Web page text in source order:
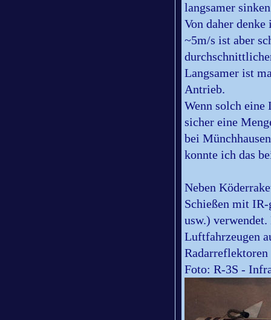
langsamer
Von daher denke
~5m/s ist aber
Langsamer ist
Antrieb.
Wenn solch eine
sicher eine
bei Mü
konnte ich das
Neben
Schießen mit
usw.)
Luftfahrzeugen
Foto: R-3S -